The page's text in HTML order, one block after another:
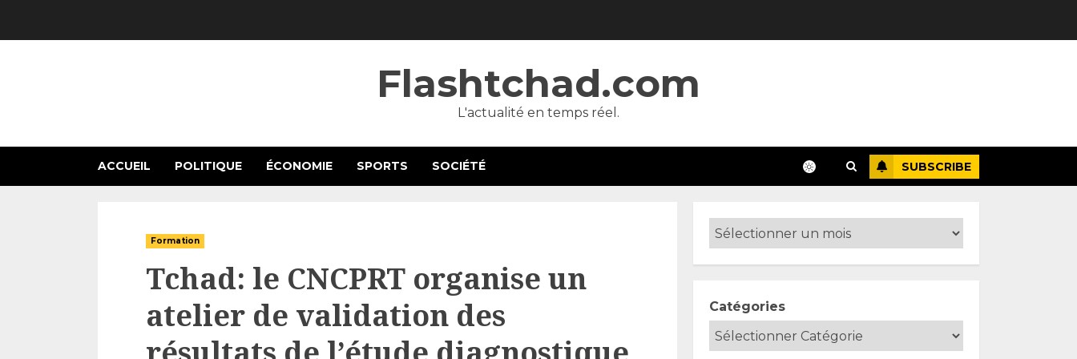
Flashtchad.com
L'actualité en temps réel.
ACCUEIL POLITIQUE ÉCONOMIE SPORTS SOCIÉTÉ SUBSCRIBE
Formation
Tchad: le CNCPRT organise un
atelier de validation des
Catégories